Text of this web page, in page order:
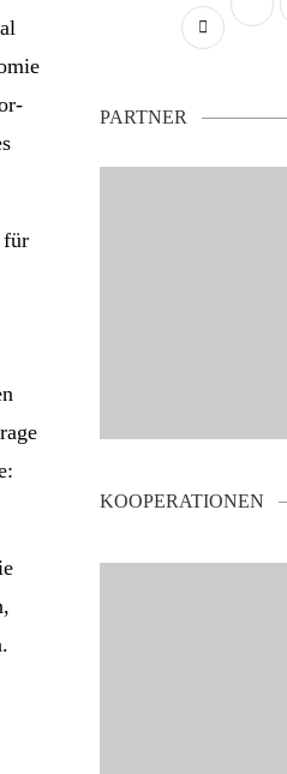
für
PARTNER
KOOPERATIONEN